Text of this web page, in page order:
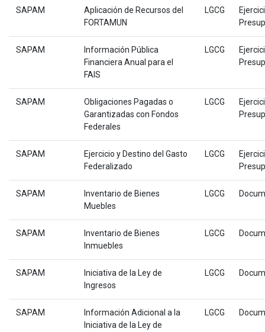
SAPAM
Aplicación de Recursos del
FORTAMUN
LGCG
SAPAM
Información Pública
Financiera Anual para el
FAIS
LGCG
SAPAM
Obligaciones Pagadas o
Garantizadas con Fondos
Federales
LGCG
SAPAM
Ejercicio y Destino del Gasto
Federalizado
LGCG
SAPAM
Inventario de Bienes
Muebles
LGCG
SAPAM
Inventario de Bienes
Inmuebles
LGCG
SAPAM
Iniciativa de la Ley de
Ingresos
LGCG
SAPAM
Información Adicional a la
Iniciativa de la Ley de
LGCG